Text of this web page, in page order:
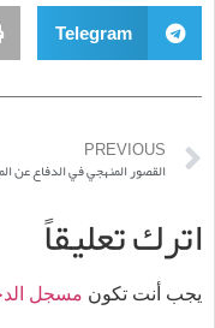
Telegram
PREVIOUS
القصور المنهجي في الدفاع عن
اترك تعليقاً
يجب أنت تكون مسجل